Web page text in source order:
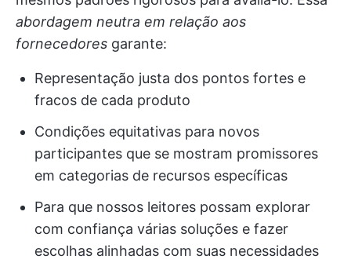
abordagem neutra em relação aos
fornecedores garante:
Representação justa dos pontos fortes e
fracos de cada produto
Condições equitativas para novos
participantes que se mostram promissores
em categorias de recursos específicas
Para que nossos leitores possam explorar
com confiança várias soluções e fazer
escolhas alinhadas com suas necessidades